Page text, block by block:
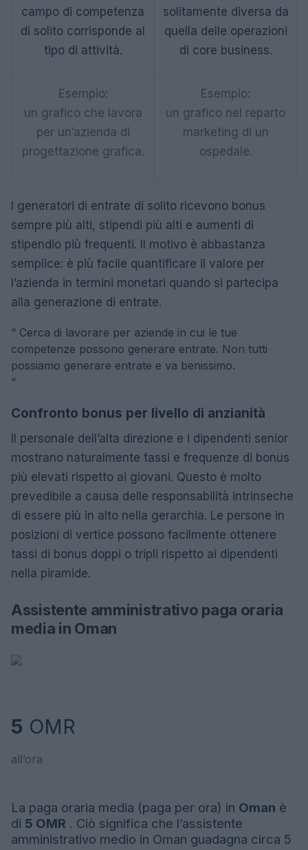
campo di competenza
di solito corrisponde al
tipo di attività.
solitamente diversa da
quella delle operazioni
di core business.
Esempio:
un grafico che lavora
per un’azienda di
progettazione grafica.
Esempio:
un grafico nel reparto
marketing di un
ospedale.
I generatori di entrate di solito ricevono bonus
sempre più alti, stipendi più alti e aumenti di
stipendio più frequenti. Il motivo è abbastanza
semplice: è più facile quantificare il valore per
l’azienda in termini monetari quando si partecipa
alla generazione di entrate.
“ Cerca di lavorare per aziende in cui le tue
competenze possono generare entrate. Non tutti
possiamo generare entrate e va benissimo.
“
Confronto bonus per livello di anzianità
Il personale dell’alta direzione e i dipendenti senior
mostrano naturalmente tassi e frequenze di bonus
più elevati rispetto ai giovani. Questo è molto
prevedibile a causa delle responsabilità intrinseche
di essere più in alto nella gerarchia. Le persone in
posizioni di vertice possono facilmente ottenere
tassi di bonus doppi o tripli rispetto ai dipendenti
nella piramide.
Assistente amministrativo paga oraria
media in Oman
5 OMR
all’ora
La paga oraria media (paga per ora) in Oman è
di 5 OMR . Ciò significa che l’assistente
amministrativo medio in Oman guadagna circa 5